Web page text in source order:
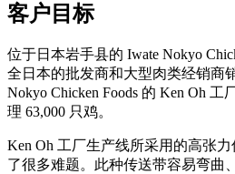
客户目标
位于日本岩手县的 Iwate Nokyo
全日本的批发商和大型肉类经销商
Nokyo Chicken Foods 的 Ken Oh
理 63,000 只鸡。
Ken Oh 工厂生产线所采用的高张
了很多难题。此种传送带容易弯曲